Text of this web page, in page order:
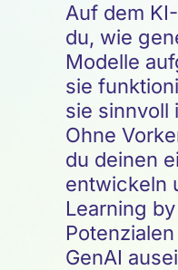
Auf dem
du, wie
Modelle
sie
sie sinnvoll
Ohne
du deinen
entwickeln
Learning
GenAI